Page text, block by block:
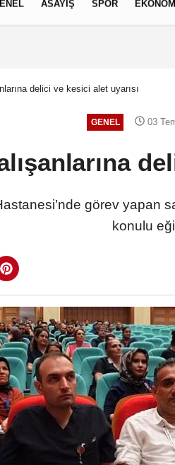
ASAYİŞ SPOR EKONOMİ
delici ve kesici alet uyarısı
GENEL 03
görev yapan
konulu